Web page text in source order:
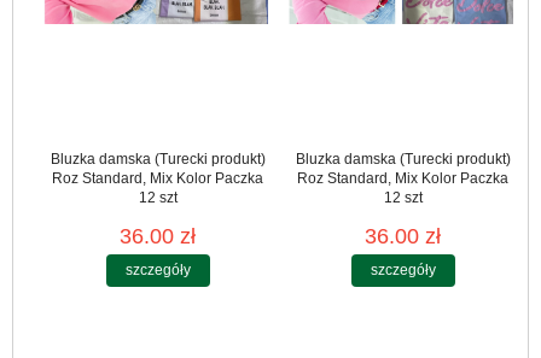
Bluzka damska (Turecki produkt)
Roz Standard, Mix Kolor Paczka
12 szt
36.00 zł
szczegóły
Bluzka damska (Turecki produkt)
Roz Standard, Mix Kolor Paczka
12 szt
36.00 zł
szczegóły